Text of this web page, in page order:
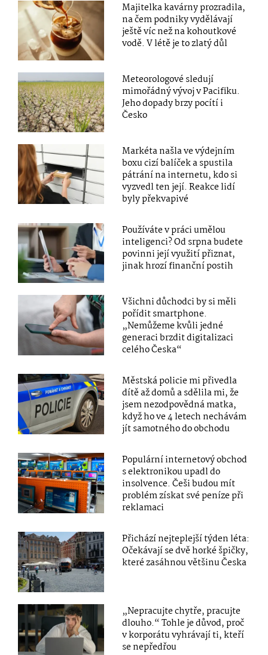
Majitelka kavárny prozradila,
na čem podniky vydělávají
ještě víc než na kohoutkové
vodě. V létě je to zlatý důl
Meteorologové sledují
mimořádný vývoj v Pacifiku.
Jeho dopady brzy pocítí i
Česko
Markéta našla ve výdejním
boxu cizí balíček a spustila
pátrání na internetu, kdo si
vyzvedl ten její. Reakce lidí
byly překvapivé
Používáte v práci umělou
inteligenci? Od srpna budete
povinni její využití přiznat,
jinak hrozí finanční postih
Všichni důchodci by si měli
pořídit smartphone.
„Nemůžeme kvůli jedné
generaci brzdit digitalizaci
celého Česka“
Městská policie mi přivedla
dítě až domů a sdělila mi, že
jsem nezodpovědná matka,
když ho ve 4 letech nechávám
jít samotného do obchodu
Populární internetový obchod
s elektronikou upadl do
insolvence. Češi budou mít
problém získat své peníze při
reklamaci
Přichází nejteplejší týden léta:
Očekávají se dvě horké špičky,
které zasáhnou většinu Česka
„Nepracujte chytře, pracujte
dlouho.“ Tohle je důvod, proč
v korporátu vyhrávají ti, kteří
se nepředřou